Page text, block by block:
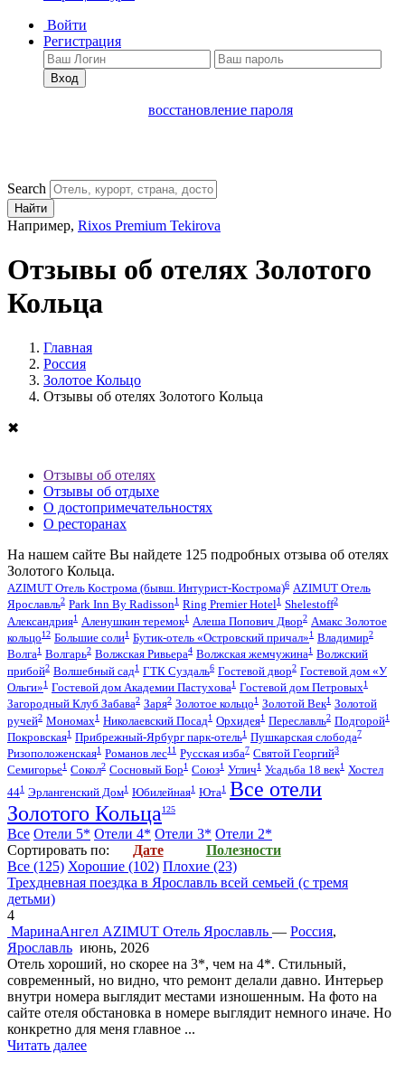
Войти
Регистрация
Вход
восстановление пароля
Search
Найти
Например, Rixos Premium Tekirova
Отзывы об отелях Золотого
Кольца
Главная
Россия
Золотое Кольцо
Отзывы об отелях Золотого Кольца
✖
Отзывы об отелях
Отзывы об отдыхе
О достопримечательностях
О ресторанах
На нашем сайте Вы найдете 125 подробных отзыва об отелях
Золотого Кольца.
AZIMUT Отель Кострома (бывш. Интурист-Кострома)6 AZIMUT Отель
Ярославль2 Park Inn By Radisson1 Ring Premier Hotel1 Shelestoff2
Александрия1 Аленушкин теремок1 Алеша Попович Двор2 Амакс Золотое
кольцо12 Большие соли1 Бутик-отель «Островский причал»1 Владимир2
Волга1 Волгарь2 Волжская Ривьера4 Волжская жемчужина1 Волжский
прибой2 Волшебный сад1 ГТК Суздаль6 Гостевой двор2 Гостевой дом «У
Ольги»1 Гостевой дом Академии Пастухова1 Гостевой дом Петровых1
Загородный Клуб Забава2 Заря2 Золотое кольцо1 Золотой Век1 Золотой
ручей2 Мономах1 Николаевский Посад1 Орхидея1 Переславль2 Подгорой1
Покровская1 Прибрежный-Ярбург парк-отель1 Пушкарская слобода7
Ризоположенская1 Романов лес11 Русская изба7 Святой Георгий3
Семигорье1 Сокол2 Сосновый Бор1 Союз1 Углич1 Усадьба 18 век1 Хостел
441 Эрлангенский Дом1 Юбилейная1 Юта1 Все отели
Золотого Кольца125
Все Отели 5* Отели 4* Отели 3* Отели 2*
Cортировать по:
Дате
Полезности
Все (125) Хорошие (102) Плохие (23)
Трехдневная поездка в Ярославль всей семьей (с тремя
детьми)
4
МаринаАнгел AZIMUT Отель Ярославль — Россия,
Ярославль июнь, 2026
Отель хороший, но скорее на 3*, чем на 4*. Стильный,
современный, но видно, что ремонт делали давно. Интерьер
внутри номера выглядит местами изношенным. На фото на
сайте отеля обстановка в номере выглядит немного иначе. Но
конкретно для меня главное ...
Читать далее